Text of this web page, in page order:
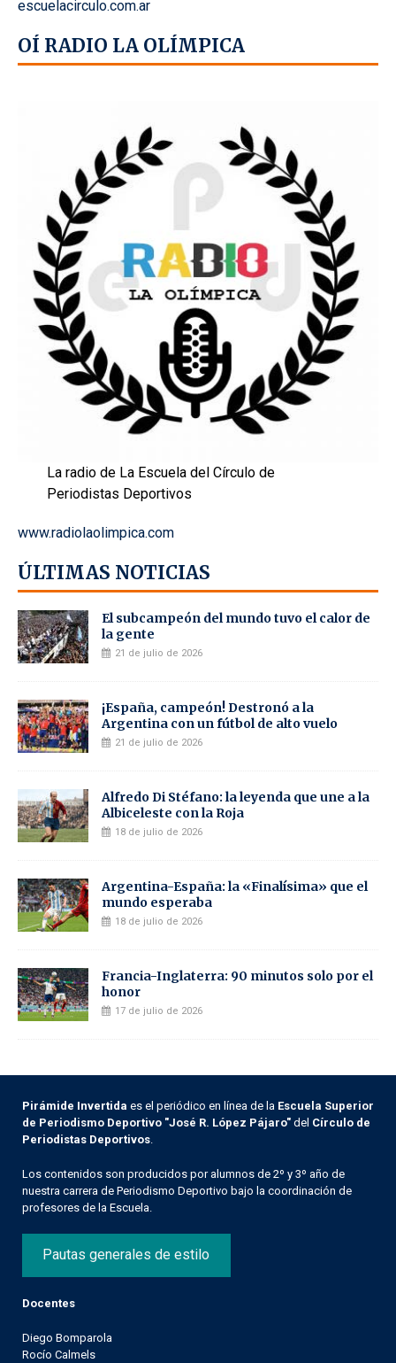
escuelacirculo.com.ar
OÍ RADIO LA OLÍMPICA
La radio de La Escuela del Círculo de
Periodistas Deportivos
www.radiolaolimpica.com
ÚLTIMAS NOTICIAS
El subcampeón del mundo tuvo el calor de
la gente
21 de julio de 2026
¡España, campeón! Destronó a la
Argentina con un fútbol de alto vuelo
21 de julio de 2026
Alfredo Di Stéfano: la leyenda que une a la
Albiceleste con la Roja
18 de julio de 2026
Argentina-España: la «Finalísima» que el
mundo esperaba
18 de julio de 2026
Francia-Inglaterra: 90 minutos solo por el
honor
17 de julio de 2026
Pirámide Invertida es el periódico en línea de la Escuela Superior
de Periodismo Deportivo "José R. López Pájaro" del Círculo de
Periodistas Deportivos
Los contenidos son producidos por alumnos de 2º y 3º año de
nuestra carrera de Periodismo Deportivo bajo la coordinación de
profesores de la Escuela.
Pautas generales de estilo
Docentes
Diego Bomparola
Rocío Calmels